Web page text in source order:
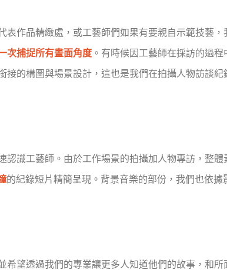
作品精緻處，或工藝師們如果有要親自示範技藝，
次捕捉所有畫面角度 。有時候因工藝師在採訪的過
的構圖與場景設計，這也是我們在拍攝人物訪談紀
識工藝師。由於工作場景的拍攝加人物專訪，整體
的紀錄短片精簡呈現。背景音樂的部份，我們也依據
望透過我們的專業讓更多人知道他們的故事，和所